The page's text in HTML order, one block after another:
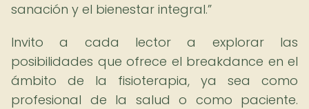
sanación y el bienestar integral.
Invito a cada lector a explorar las
posibilidades que ofrece el breakdance en el
ámbito de la fisioterapia, ya sea como
profesional de la salud o como paciente.